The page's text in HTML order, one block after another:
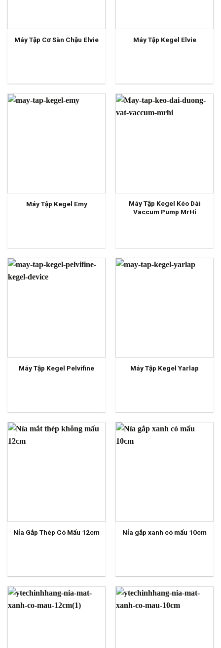
Máy Tập Cơ Sàn Chậu Elvie Máy Tập Kegel Elvie
Máy Tập Kegel Emy
Máy Tập Kegel Kéo Dài
Vaccum Pump MrHi
Máy Tập Kegel Pelvifine Máy Tập Kegel Yarlap
Nỉa Gắp Thép Có Mấu 12cm Nỉa gắp xanh có mấu 10cm